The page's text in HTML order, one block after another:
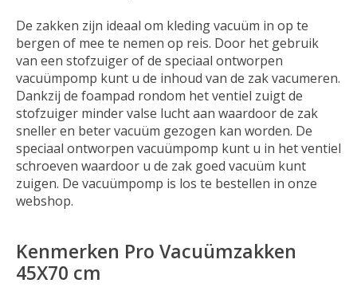
De zakken zijn ideaal om kleding vacuüm in op te
bergen of mee te nemen op reis. Door het gebruik
van een stofzuiger of de speciaal ontworpen
vacuümpomp kunt u de inhoud van de zak vacumeren.
Dankzij de foampad rondom het ventiel zuigt de
stofzuiger minder valse lucht aan waardoor de zak
sneller en beter vacuüm gezogen kan worden. De
speciaal ontworpen vacuümpomp kunt u in het ventiel
schroeven waardoor u de zak goed vacuüm kunt
zuigen. De vacuümpomp is los te bestellen in onze
webshop.
Kenmerken Pro Vacuümzakken
45X70 cm